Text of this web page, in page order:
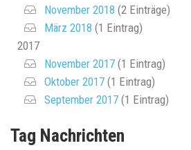
November 2018 (2 Einträge)
März 2018 (1 Eintrag)
2017
November 2017 (1 Eintrag)
Oktober 2017 (1 Eintrag)
September 2017 (1 Eintrag)
Tag Nachrichten